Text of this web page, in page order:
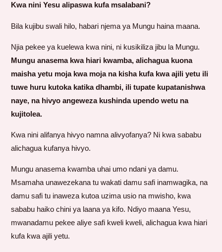
Kwa nini Yesu alipaswa kufa msalabani?
Bila kujibu swali hilo, habari njema ya Mungu haina maana.
Njia pekee ya kuelewa kwa nini, ni kusikiliza jibu la Mungu.
Mungu anasema kwa hiari kwamba, alichagua kuona
maisha yetu moja kwa moja na kisha kufa kwa ajili yetu ili
tuwe huru kutoka katika dhambi, ili tupate kupatanishwa
naye, na hivyo angeweza kushinda upendo wetu na
kujitolea.
Kwa nini alifanya hivyo namna alivyofanya? Ni kwa sababu
alichagua kufanya hivyo.
Mungu anasema kwamba uhai umo ndani ya damu.
Msamaha unawezekana tu wakati damu safi inamwagika, na
damu safi tu inaweza kutoa uzima usio na mwisho, kwa
sababu haiko chini ya laana ya kifo. Ndiyo maana Yesu,
mwanadamu pekee aliye safi kweli kweli, alichagua kwa hiari
kufa kwa ajili yetu.